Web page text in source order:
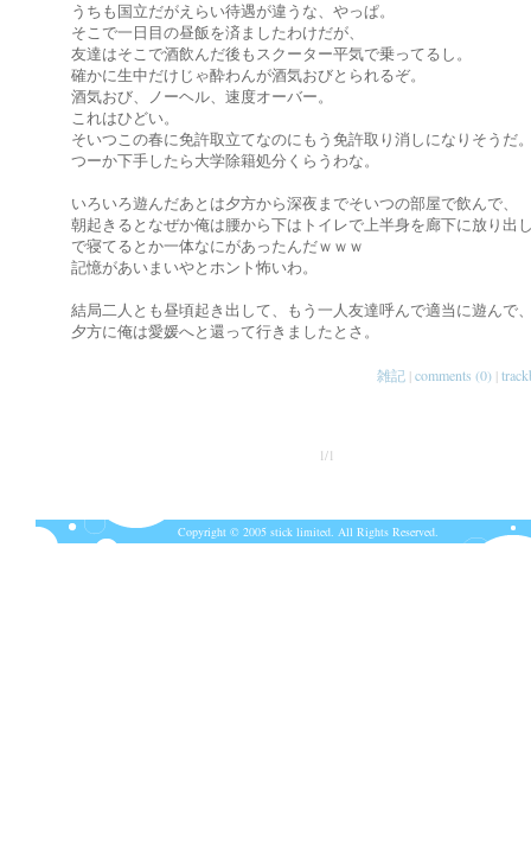
うちも国立だがえらい待遇が違うな、やっぱ。
そこで一日目の昼飯を済ましたわけだが、
友達はそこで酒飲んだ後もスクーター平気で乗ってるし。
確かに生中だけじゃ酔わんが酒気おびとられるぞ。
酒気おび、ノーヘル、速度オーバー。
これはひどい。
そいつこの春に免許取立てなのにもう免許取り消しになりそうだ
つーか下手したら大学除籍処分くらうわな。
いろいろ遊んだあとは夕方から深夜までそいつの部屋で飲んで、
朝起きるとなぜか俺は腰から下はトイレで上半身を廊下に放り出
で寝てるとか一体なにがあったんだｗｗｗ
記憶があいまいやとホント怖いわ。
結局二人とも昼頃起き出して、もう一人友達呼んで適当に遊んで
夕方に俺は愛媛へと還って行きましたとさ。
雑記 |comments (0) |
1/1
Copyright © 2005 stick limited. All Rights Reserved.